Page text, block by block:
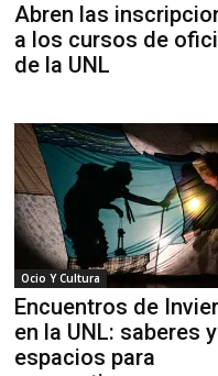
Abren las
a los cursos de
de la UNL
Ocio Y Cultura
Encuentros de
en la UNL: saberes y
espacios para